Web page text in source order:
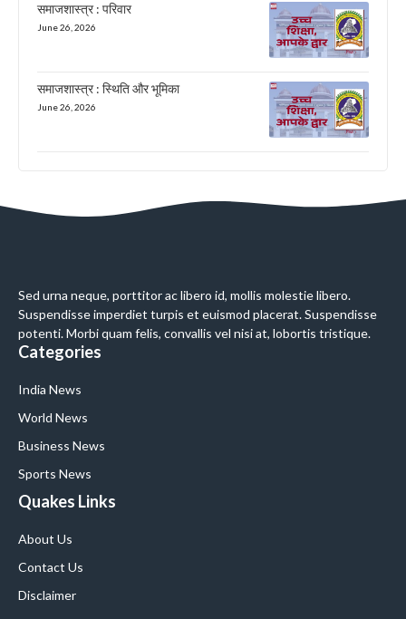
समाजशास्त्र : परिवार
June 26, 2026
समाजशास्त्र : स्थिति और भूमिका
June 26, 2026
Sed urna neque, porttitor ac libero id, mollis molestie libero.
Suspendisse imperdiet turpis et euismod placerat. Suspendisse
potenti. Morbi quam felis, convallis vel nisi at, lobortis tristique.
Categories
India News
World News
Business News
Sports News
Quakes Links
About Us
Contact Us
Disclaimer